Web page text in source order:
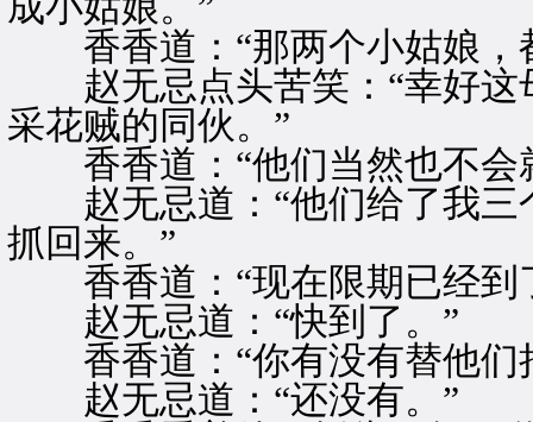
香香道：“那两个小姑娘，
赵无忌点头苦笑：“幸好这
采花贼的同伙。”
香香道：“他们当然也不会
赵无忌道：“他们给了我三
抓回来。”
香香道：“现在限期已经到
赵无忌道：“快到了。”
香香道：“你有没有替他们
赵无忌道：“还没有。”